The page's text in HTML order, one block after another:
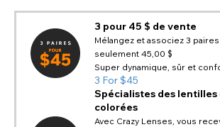
3 pour 45 $ de vente
Mélangez et associez 3
seulement 45,00 $
Super dynamique, sûr et
3 For $45
Spécialistes des
colorées
Avec Crazy Lenses, vous